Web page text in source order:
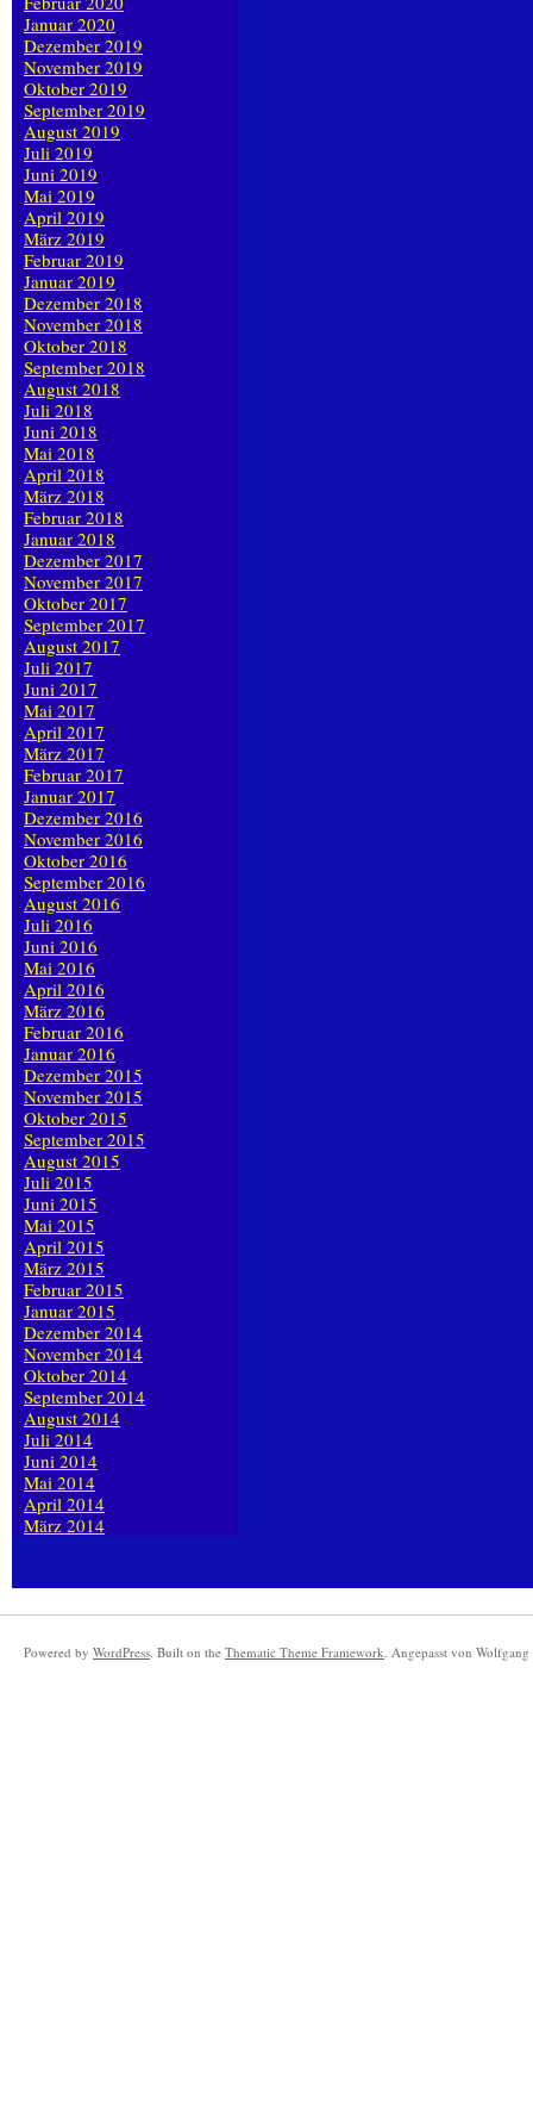
Januar 2020
Dezember 2019
November 2019
Oktober 2019
September 2019
August 2019
Juli 2019
Juni 2019
Mai 2019
April 2019
März 2019
Februar 2019
Januar 2019
Dezember 2018
November 2018
Oktober 2018
September 2018
August 2018
Juli 2018
Juni 2018
Mai 2018
April 2018
März 2018
Februar 2018
Januar 2018
Dezember 2017
November 2017
Oktober 2017
September 2017
August 2017
Juli 2017
Juni 2017
Mai 2017
April 2017
März 2017
Februar 2017
Januar 2017
Dezember 2016
November 2016
Oktober 2016
September 2016
August 2016
Juli 2016
Juni 2016
Mai 2016
April 2016
März 2016
Februar 2016
Januar 2016
Dezember 2015
November 2015
Oktober 2015
September 2015
August 2015
Juli 2015
Juni 2015
Mai 2015
April 2015
März 2015
Februar 2015
Januar 2015
Dezember 2014
November 2014
Oktober 2014
September 2014
August 2014
Juli 2014
Juni 2014
Mai 2014
April 2014
März 2014
Powered by WordPress. Built on the Thematic Theme Framework. Angepasst von